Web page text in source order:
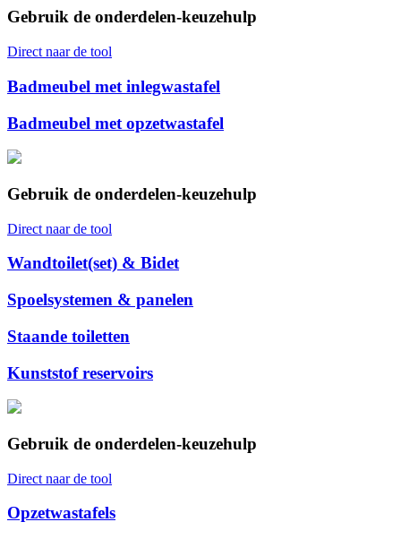
Gebruik de onderdelen-keuzehulp
Direct naar de tool
Badmeubel met inlegwastafel
Badmeubel met opzetwastafel
Gebruik de onderdelen-keuzehulp
Direct naar de tool
Wandtoilet(set) & Bidet
Spoelsystemen & panelen
Staande toiletten
Kunststof reservoirs
Gebruik de onderdelen-keuzehulp
Direct naar de tool
Opzetwastafels